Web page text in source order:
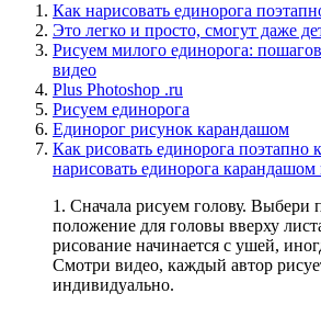
Как нарисовать единорога
Это легко и просто, смогут даже
Рисуем милого единорога:
видео
Plus Photoshop .ru
Рисуем единорога
Единорог рисунок карандашом
Как рисовать единорога поэтапно
нарисовать единорога карандашом
1. Сначала рисуем голову. Выбери
положение для головы вверху
рисование начинается с ушей,
Смотри видео, каждый автор
индивидуально.